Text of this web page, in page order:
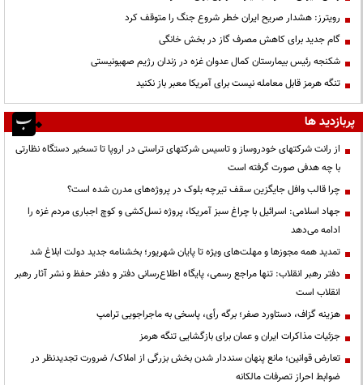
رویترز: هشدار صریح ایران خطر شروع جنگ را متوقف کرد
گام جدید برای کاهش مصرف گاز در بخش خانگی
شکنجه رئیس بیمارستان کمال عدوان غزه در زندان رژیم صهیونیستی
تنگه هرمز قابل معامله نیست برای آمریکا معبر باز نکنید
پربازدید ها
از رانت‌ شرکتهای خودروساز و تاسیس شرکتهای تراستی در اروپا تا تسخیر دستگاه نظارتی
با چه هدفی صورت گرفته است
چرا قالب وافل جایگزین سقف تیرچه بلوک در پروژه‌های مدرن شده است؟
جهاد اسلامی: اسرائیل با چراغ سبز آمریکا، پروژه نسل‌کشی و کوچ اجباری مردم غزه را
ادامه می‌دهد
تمدید همه مجوزها و مهلت‌های ویژه تا پایان شهریور؛ بخشنامه جدید دولت ابلاغ شد
دفتر رهبر انقلاب: تنها مراجع رسمی، پایگاه اطلاع‌رسانی دفتر و دفتر حفظ و نشر آثار رهبر
انقلاب است
هزینه گزاف، دستاورد صفر؛ برگه رأی، پاسخی به ماجراجویی ترامپ
جزئیات مذاکرات ایران و عمان برای بازگشایی تنگه هرمز
تعارض قوانین؛ مانع پنهان سنددار شدن بخش بزرگی از املاک/ ضرورت تجدیدنظر در
ضوابط احراز تصرفات مالکانه